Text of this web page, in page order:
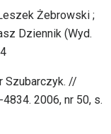
Żebrowski ;
Dziennik (Wyd.
Szubarczyk. //
2006, nr 50, s.